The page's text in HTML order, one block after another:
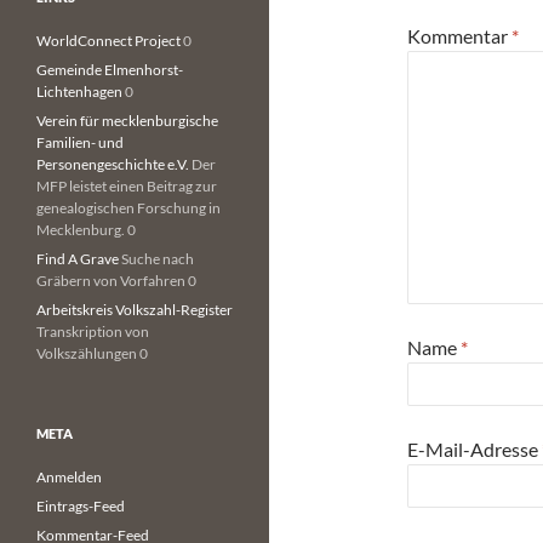
Kommentar *
Name *
E-Mail-Adresse
WorldConnect Project0
Gemeinde Elmenhorst-
Lichtenhagen 0
Verein für mecklenburgische
Familien- und
Personengeschichte e.V. Der
MFP leistet einen Beitrag zur
genealogischen Forschung in
Mecklenburg. 0
Find A GraveSuche nach
Gräbern von Vorfahren 0
Arbeitskreis Volkszahl-Register
Transkription von
Volkszählungen 0
META
Anmelden
Eintrags-Feed
Kommentar-Feed